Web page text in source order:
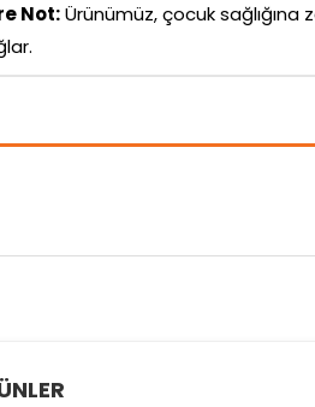
Not:Ürünümüz, çocuk